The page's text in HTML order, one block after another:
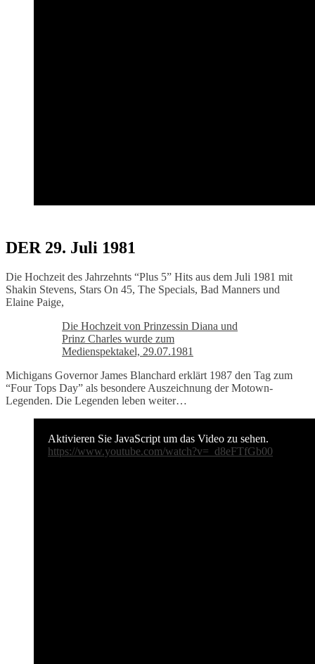
DER 29. Juli 1981
Die Hochzeit des Jahrzehnts “Plus 5” Hits aus dem Juli 1981 mit
Shakin Stevens, Stars On 45, The Specials, Bad Manners und
Elaine Paige,
Die Hochzeit von Prinzessin Diana und
Prinz Charles wurde zum
Medienspektakel, 29.07.1981
Michigans Governor James Blanchard erklärt 1987 den Tag zum
“Four Tops Day” als besondere Auszeichnung der Motown-
Legenden. Die Legenden leben weiter…
Aktivieren Sie JavaScript um das Video zu sehen.
https://www.youtube.com/watch?v=_d8eFTfGb00